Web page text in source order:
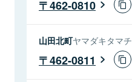
462-0810
山田北町ヤマダキタマチ
462-0811